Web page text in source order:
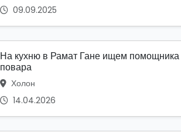
09.09.2025
На кухню в Рамат Гане ищем помощника
повара
Холон
14.04.2026